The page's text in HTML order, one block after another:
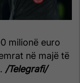
milionë euro
në majë të
/Telegrafi/